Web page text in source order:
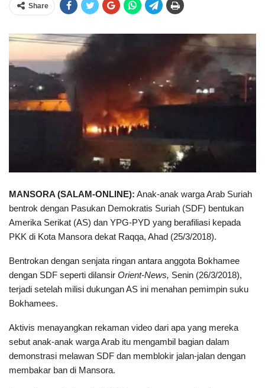
Share
MANSORA (SALAM-ONLINE): Anak-anak warga Arab Suriah
bentrok dengan Pasukan Demokratis Suriah (SDF) bentukan
Amerika Serikat (AS) dan YPG-PYD yang berafiliasi kepada
PKK di Kota Mansora dekat Raqqa, Ahad (25/3/2018).
Bentrokan dengan senjata ringan antara anggota Bokhamee
dengan SDF seperti dilansir Orient-News, Senin (26/3/2018),
terjadi setelah milisi dukungan AS ini menahan pemimpin suku
Bokhamees.
Aktivis menayangkan rekaman video dari apa yang mereka
sebut anak-anak warga Arab itu mengambil bagian dalam
demonstrasi melawan SDF dan memblokir jalan-jalan dengan
membakar ban di Mansora.